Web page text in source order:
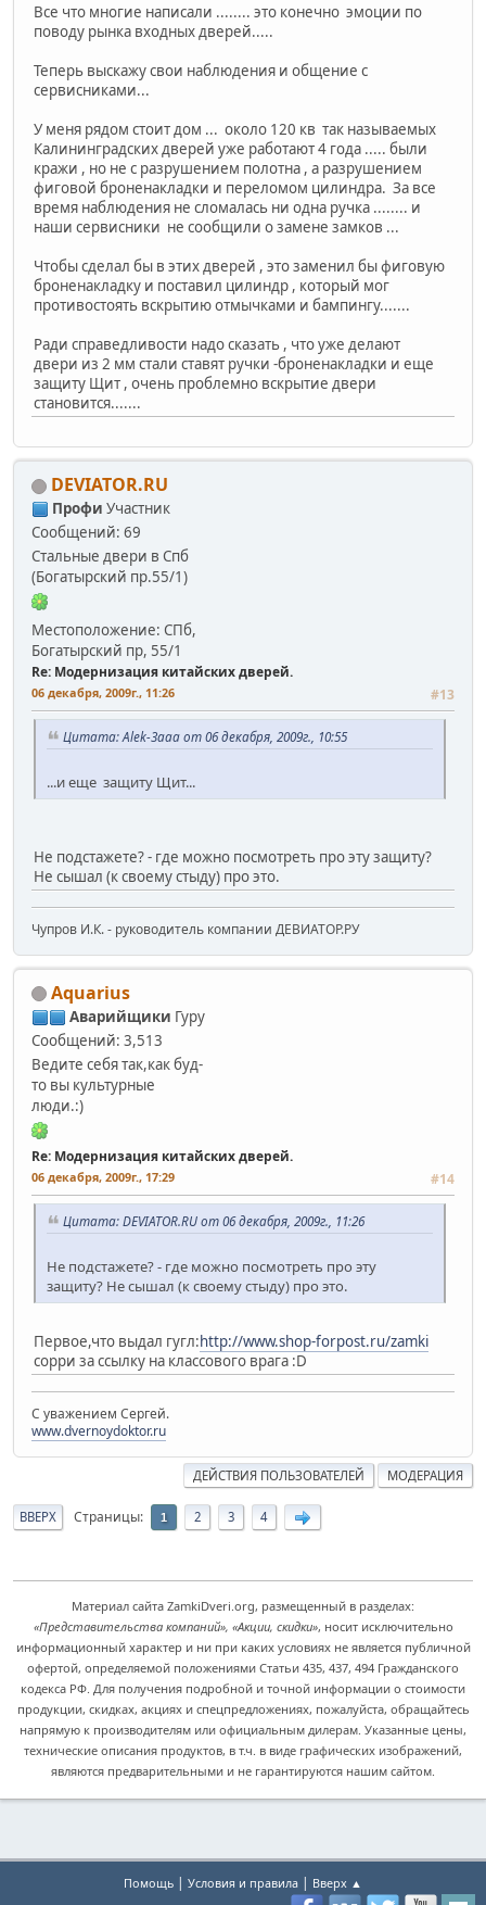
Все что многие написали ........ это конечно эмоции по
поводу рынка входных дверей.....
Теперь выскажу свои наблюдения и общение с
сервисниками...
У меня рядом стоит дом ... около 120 кв так называемых
Калининградских дверей уже работают 4 года ..... были
кражи , но не с разрушением полотна , а разрушением
фиговой броненакладки и переломом цилиндра. За все
время наблюдения не сломалась ни одна ручка ........ и
наши сервисники не сообщили о замене замков ...
Чтобы сделал бы в этих дверей , это заменил бы фиговую
броненакладку и поставил цилиндр , который мог
противостоять вскрытию отмычками и бампингу.......
Ради справедливости надо сказать , что уже делают
двери из 2 мм стали ставят ручки -броненакладки и еще
защиту Щит , очень проблемно вскрытие двери
становится.......
DEVIATOR.RU
Профи Участник
Сообщений: 69
Стальные двери в Спб
(Богатырский пр.55/1)
Местоположение: СПб,
Богатырский пр, 55/1
Re: Модернизация китайских дверей.
06 декабря, 2009г., 11:26 #13
Цитата: Alek-3aaa от 06 декабря, 2009г., 10:55
...и еще защиту Щит...
Не подстажете? - где можно посмотреть про эту защиту?
Не сышал (к своему стыду) про это.
Чупров И.К. - руководитель компании ДЕВИАТОР.РУ
Aquarius
Аварийщики Гуру
Сообщений: 3,513
Ведите себя так,как буд-
то вы культурные
люди.:)
Re: Модернизация китайских дверей.
06 декабря, 2009г., 17:29 #14
Цитата: DEVIATOR.RU от 06 декабря, 2009г., 11:26
Не подстажете? - где можно посмотреть про эту
защиту? Не сышал (к своему стыду) про это.
Первое,что выдал гугл:http://www.shop-forpost.ru/zamki
сорри за ссылку на классового врага :D
С уважением Сергей.
www.dvernoydoktor.ru
ДЕЙСТВИЯ ПОЛЬЗОВАТЕЛЕЙ МОДЕРАЦИЯ
ВВЕРХ Страницы 1 2 3 4
Материал сайта ZamkiDveri.org, размещенный в разделах:
«Представительства компаний», «Акции, скидки», носит исключительно
информационный характер и ни при каких условиях не является публичной
офертой, определяемой положениями Статьи 435, 437, 494 Гражданского
кодекса РФ. Для получения подробной и точной информации о стоимости
продукции, скидках, акциях и спецпредложениях, пожалуйста, обращайтесь
напрямую к производителям или официальным дилерам. Указанные цены,
технические описания продуктов, в т.ч. в виде графических изображений,
являются предварительными и не гарантируются нашим сайтом.
Помощь | Условия и правила | Вверх ▲